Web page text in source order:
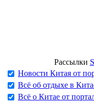
Рассылки
Новости Китая от
Всё об отдыхе в
Всё о Китае от